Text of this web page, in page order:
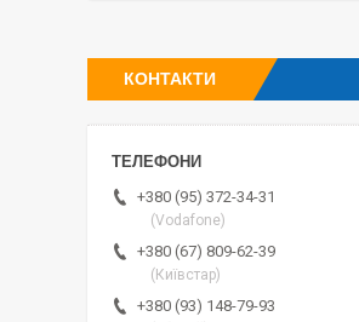
КОНТАКТИ
+380 (95) 372-34-31
(Vodafone)
+380 (67) 809-62-39
(Київстар)
+380 (93) 148-79-93